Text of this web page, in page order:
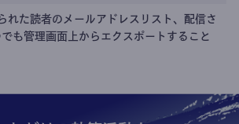
た読者のメールアドレスリスト、配信さ
も管理画面上からエクスポートすること